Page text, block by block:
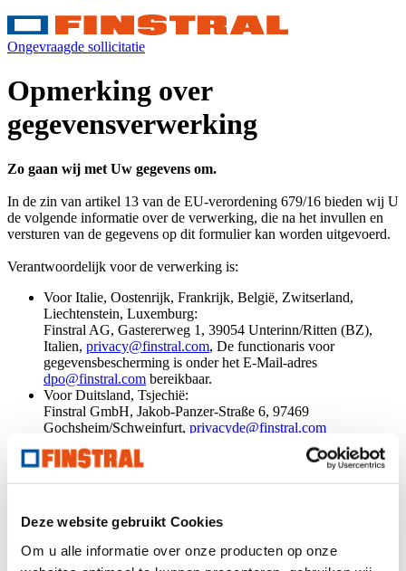
Deze website gebruikt Cookies
Om u alle informatie over onze producten op onze
Ongevraagde sollicitatie
Opmerking over
gegevensverwerking
Zo gaan wij met Uw gegevens om.
In de zin van artikel 13 van de EU-verordening 679/16 bieden wij U
de volgende informatie over de verwerking, die na het invullen en
versturen van de gegevens op dit formulier kan worden uitgevoerd.
Verantwoordelijk voor de verwerking is:
Voor Italie, Oostenrijk, Frankrijk, België, Zwitserland,
Liechtenstein, Luxemburg:
Finstral AG, Gastererweg 1, 39054 Unterinn/Ritten (BZ),
Italien, privacy@finstral.com, De functionaris voor
gegevensbescherming is onder het E-Mail-adres
dpo@finstral.com bereikbaar.
Voor Duitsland, Tsjechië:
Finstral GmbH, Jakob-Panzer-Straße 6, 97469
Gochsheim/Schweinfurt, privacyde@finstral.com
Finstral S.A., Ctra. Nacional 240, KM 14,5, 43144 Vallmoll -
privacy@finstral.com